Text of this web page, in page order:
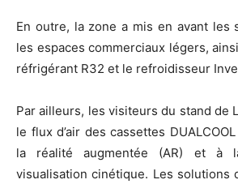
En outre, la zone a mis en avant les
les espaces commerciaux légers,
réfrigérant R32 et le refroidisseur
Par ailleurs, les visiteurs du stand de
le flux d’air des cassettes
la réalité augmentée (AR) et à
visualisation cinétique. Les solutions